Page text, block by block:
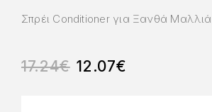
Σπρέι Conditioner για Ξανθά Μαλλιά
17.24€ 12.07€